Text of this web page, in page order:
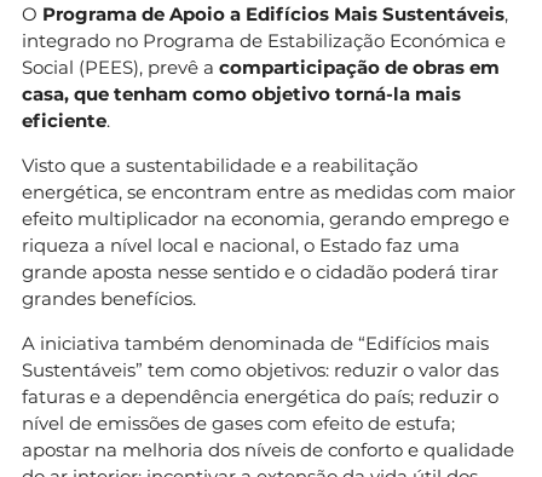
O Programa de Apoio a Edifícios Mais Sustentáveis,
integrado no Programa de Estabilização Económica e
Social (PEES), prevê a comparticipação de obras em
casa, que tenham como objetivo torná-la mais
eficiente.
Visto que a sustentabilidade e a reabilitação
energética, se encontram entre as medidas com maior
efeito multiplicador na economia, gerando emprego e
riqueza a nível local e nacional, o Estado faz uma
grande aposta nesse sentido e o cidadão poderá tirar
grandes benefícios.
A iniciativa também denominada de “Edifícios mais
Sustentáveis” tem como objetivos: reduzir o valor das
faturas e a dependência energética do país; reduzir o
nível de emissões de gases com efeito de estufa;
apostar na melhoria dos níveis de conforto e qualidade